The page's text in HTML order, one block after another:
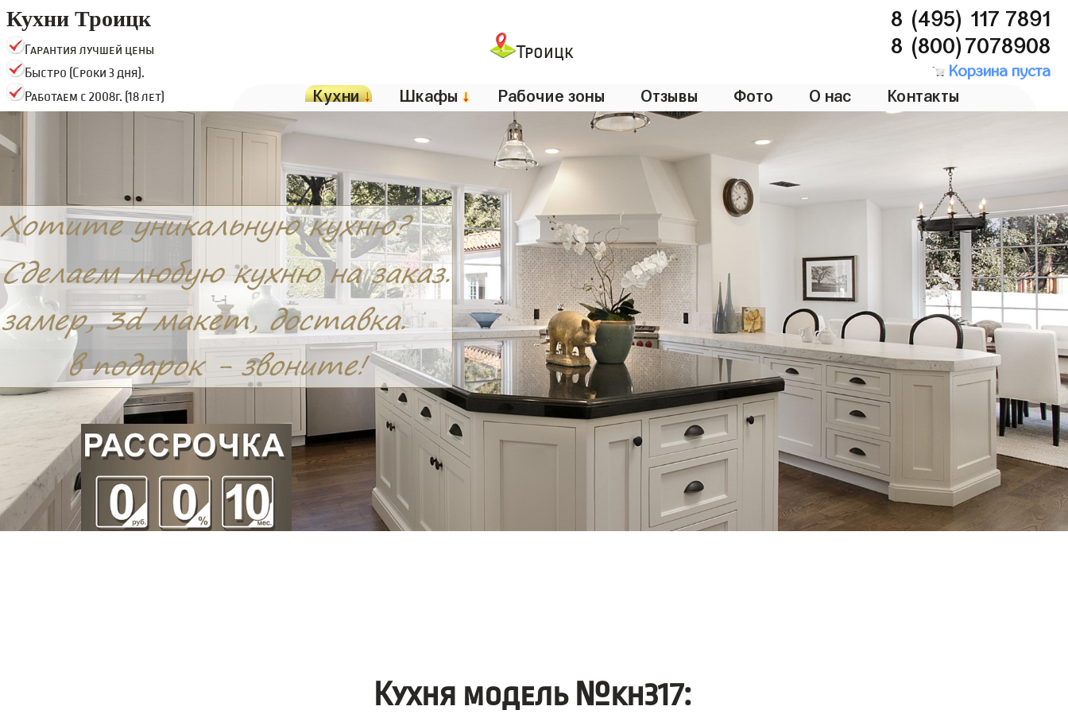
Кухни Троицк
Гарантия лучшей цены
Быстро (Сроки 3 дня).
Работаем с 2008г. (18 лет)
Троицк
8 (495) 117 7891
8 (800)7078908
Корзина пуста
Кухни↓ Шкафы ↓ Рабочие зоны Отзывы Фото О нас Контакты
Кухня модель №kh317: